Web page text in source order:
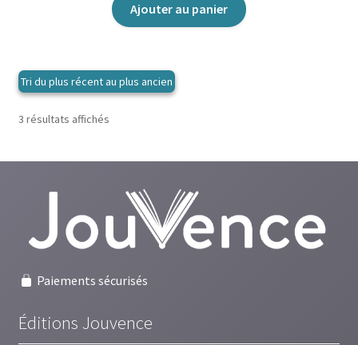
Ajouter au panier
3 résultats affichésTrié
Paiements sécurisés
Éditions Jouvence